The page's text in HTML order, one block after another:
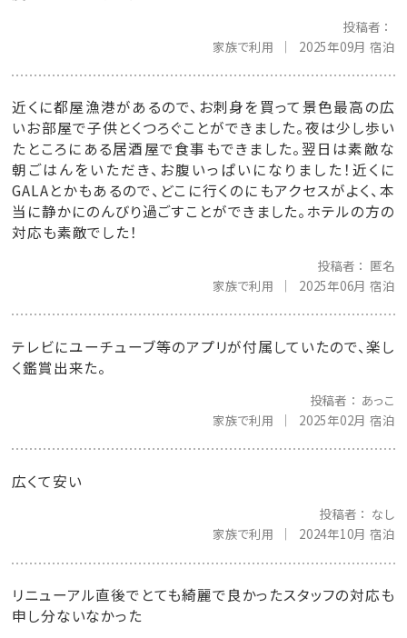
投稿者
家族で利用
2025年09月 宿泊
近くに都屋漁港があるので、お刺身を買って景色最高の広
いお部屋で子供とくつろぐことができました。夜は少し歩い
たところにある居酒屋で食事もできました。翌日は素敵な
朝ごはんをいただき、お腹いっぱいになりました！近くに
GALAとかもあるので、どこに行くのにもアクセスがよく、本
当に静かにのんびり過ごすことができました。ホテルの方の
対応も素敵でした！
投稿者
匿名
家族で利用
2025年06月 宿泊
テレビにユーチューブ等のアプリが付属していたので、楽し
く鑑賞出来た。
投稿者
あっこ
家族で利用
2025年02月 宿泊
広くて安い
投稿者
なし
家族で利用
2024年10月 宿泊
リニューアル直後でとても綺麗で良かったスタッフの対応も
申し分ないなかった